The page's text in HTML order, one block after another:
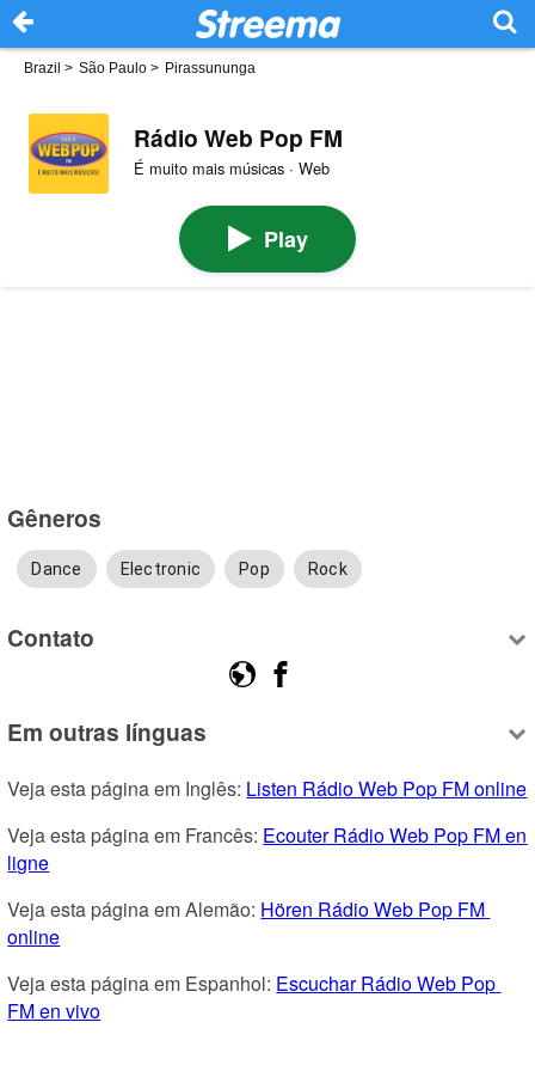
Brazil > São Paulo > Pirassununga
Rádio Web Pop FM
É muito mais músicas · Web
Play
Gêneros
Dance Electronic Pop Rock
Contato
Em outras línguas
Veja esta página em Inglês: Listen Rádio Web Pop FM online
Veja esta página em Francês: Ecouter Rádio Web Pop FM en
ligne
Veja esta página em Alemão: Hören Rádio Web Pop FM
online
Veja esta página em Espanhol: Escuchar Rádio Web Pop
FM en vivo